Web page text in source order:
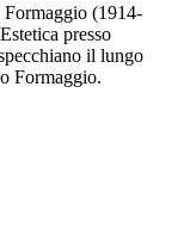
(1914-
presso
il lungo
Formaggio.